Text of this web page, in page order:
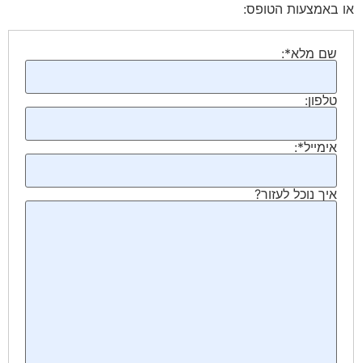
או באמצעות הטופס:
שם מלא*:
טלפון:
אימייל*:
איך נוכל לעזור?